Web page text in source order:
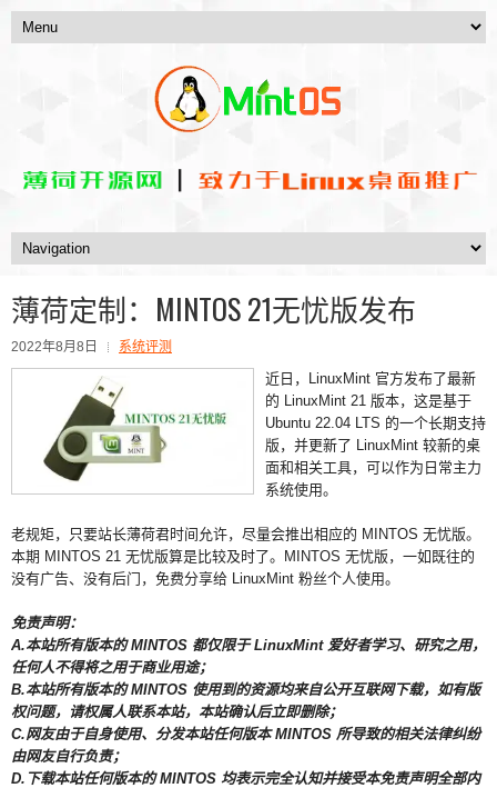
薄荷定制：MINTOS 21无忧版发布
2022年8月8日 系统评测
近日，LinuxMint 官方发布了最新
的 LinuxMint 21 版本，这是基于
Ubuntu 22.04 LTS 的一个长期支持
版，并更新了 LinuxMint 较新的桌
面和相关工具，可以作为日常主力
系统使用。
老规矩，只要站长薄荷君时间允许，尽量会推出相应的 MINTOS 无忧版。
本期 MINTOS 21 无忧版算是比较及时了。MINTOS 无忧版，一如既往的
没有广告、没有后门，免费分享给 LinuxMint 粉丝个人使用。
免责声明：
A.本站所有版本的 MINTOS 都仅限于 LinuxMint 爱好者学习、研究之用，
任何人不得将之用于商业用途；
B.本站所有版本的 MINTOS 使用到的资源均来自公开互联网下载，如有版
权问题，请权属人联系本站，本站确认后立即删除；
C.网友由于自身使用、分发本站任何版本 MINTOS 所导致的相关法律纠纷
由网友自行负责；
D.下载本站任何版本的 MINTOS 均表示完全认知并接受本免责声明全部内